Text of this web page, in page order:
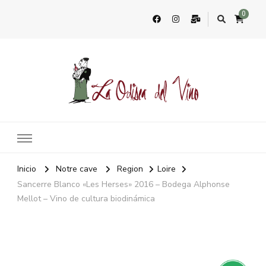
0
Inicio Notre cave Region
Loire
Sancerre Blanco «Les Herses» 2016 – Bodega Alphonse
Mellot – Vino de cultura biodinámica